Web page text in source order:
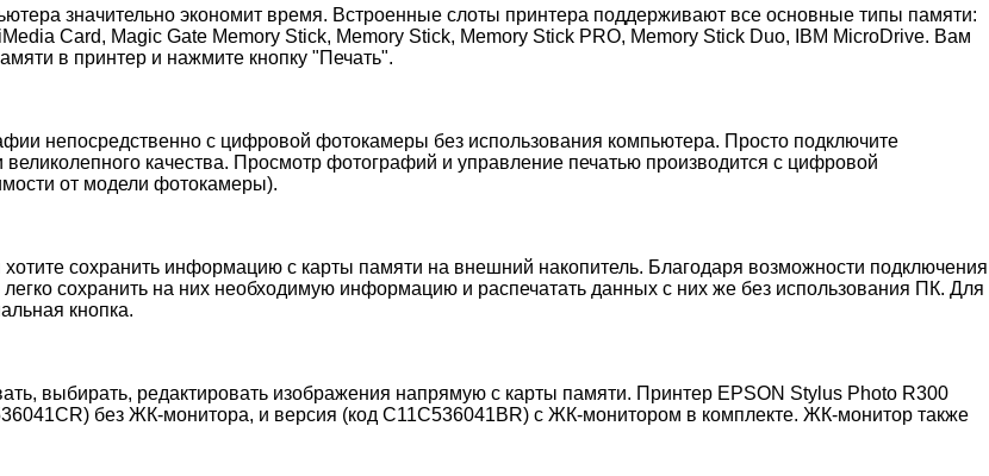
значительно экономит время. Встроенные слоты принтера поддерживают все основные типы памяти:
Card, Magic Gate Memory Stick, Memory Stick, Memory Stick PRO, Memory Stick Duo, IBM MicroDrive. Вам
в принтер и нажмите кнопку "Печать".
непосредственно с цифровой фотокамеры без использования компьютера. Просто подключите
качества. Просмотр фотографий и управление печатью производится с цифровой
от модели фотокамеры).
сохранить информацию с карты памяти на внешний накопитель. Благодаря возможности подключения
сохранить на них необходимую информацию и распечатать данных с них же без использования ПК. Для
кнопка.
выбирать, редактировать изображения напрямую с карты памяти. Принтер EPSON Stylus Photo R300
без ЖК-монитора, и версия (код C11C536041BR) с ЖК-монитором в комплекте. ЖК-монитор также